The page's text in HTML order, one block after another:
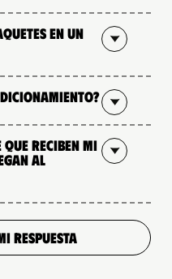
en un
que reciben mi
al
RESPUESTA